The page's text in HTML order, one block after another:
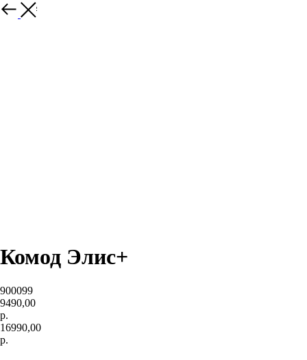
закрыть
Комод Элис+
900099
9490,00
р.
16990,00
р.